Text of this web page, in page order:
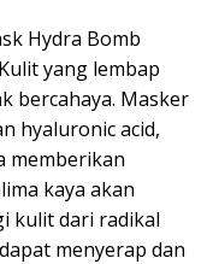
Hydra Bomb
yang lembap
bercahaya. Masker
hyaluronic acid,
memberikan
kaya akan
kulit dari radikal
menyerap dan